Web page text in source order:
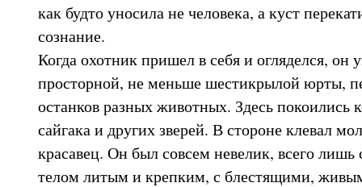
как будто уносила не человека, а куст
сознание.
Когда охотник пришел в себя и огляделся, он
просторной, не меньше шестикрылой юрты,
останков разных животных. Здесь покоились
сайгака и других зверей. В стороне клевал
красавец. Он был совсем невелик, всего лишь
телом литым и крепким, с блестящими,